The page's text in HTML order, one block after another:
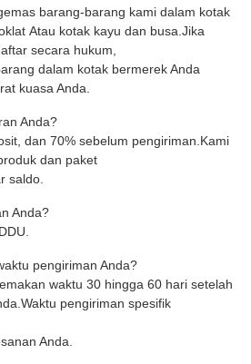
barang-barang kami dalam kotak
Atau kotak kayu dan busa .Jika
secara hukum,
dalam kotak bermerek Anda
kuasa Anda.
Anda?
dan 70% sebelum pengiriman.Kami
dan paket
saldo.
Anda?
pengiriman Anda?
waktu 30 hingga 60 hari setelah
pengiriman spesifik
Anda.